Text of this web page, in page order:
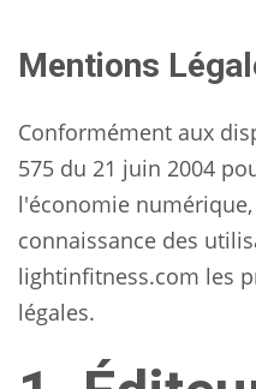
Mentions
Conformément aux
575 du 21 juin 2004
l'économie
connaissance des
lightinfitness.com les
légales.